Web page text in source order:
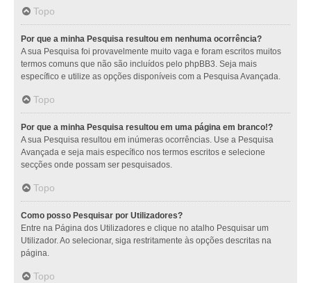
Topo
Por que a minha Pesquisa resultou em nenhuma ocorrência?
A sua Pesquisa foi provavelmente muito vaga e foram escritos muitos
termos comuns que não são incluídos pelo phpBB3. Seja mais
específico e utilize as opções disponíveis com a Pesquisa Avançada.
Topo
Por que a minha Pesquisa resultou em uma página em branco!?
A sua Pesquisa resultou em inúmeras ocorrências. Use a Pesquisa
Avançada e seja mais específico nos termos escritos e selecione
secções onde possam ser pesquisados.
Topo
Como posso Pesquisar por Utilizadores?
Entre na Página dos Utilizadores e clique no atalho Pesquisar um
Utilizador. Ao selecionar, siga restritamente às opções descritas na
página.
Topo